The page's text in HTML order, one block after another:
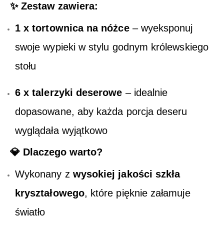
✨ Zestaw zawiera:
1 x tortownica na nóżce– wyeksponuj
swoje wypieki w stylu godnym królewskiego
stołu
6 x talerzyki deserowe – idealnie
dopasowane, aby każda porcja deseru
wyglądała wyjątkowo
💎 Dlaczego warto?
Wykonany z wysokiej jakości szkła
kryształowego, które pięknie załamuje
światło